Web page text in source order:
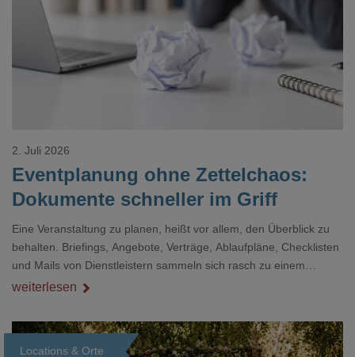
Loading...
Eventplanung ohne Zettelchaos:
Dokumente schneller im Griff
2. Juli 2026
Eine Veranstaltung zu planen, heißt vor allem, den Überblick zu
behalten. Briefings, Angebote, Verträge, Ablaufpläne, Checklisten
und Mails von Dienstleistern sammeln sich rasch zu einem
unübersichtlichen Stapel. Wer schon einmal kurz vor einem Event
Dokument gesucht hat, kennt das mulmige Gefühl.
weiterlesen
Locations & Orte